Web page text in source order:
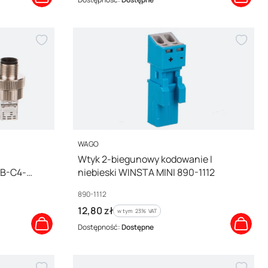
C4-
PRODUCENT
WAGO
Wtyk 2-biegunowy kodowanie I
niebieski WINSTA MINI 890-1112
Kod producenta
890-1112
Cena brutto
12,80 zł w tym %s VAT
w tym 23% VAT
Dostępność:Dostępne